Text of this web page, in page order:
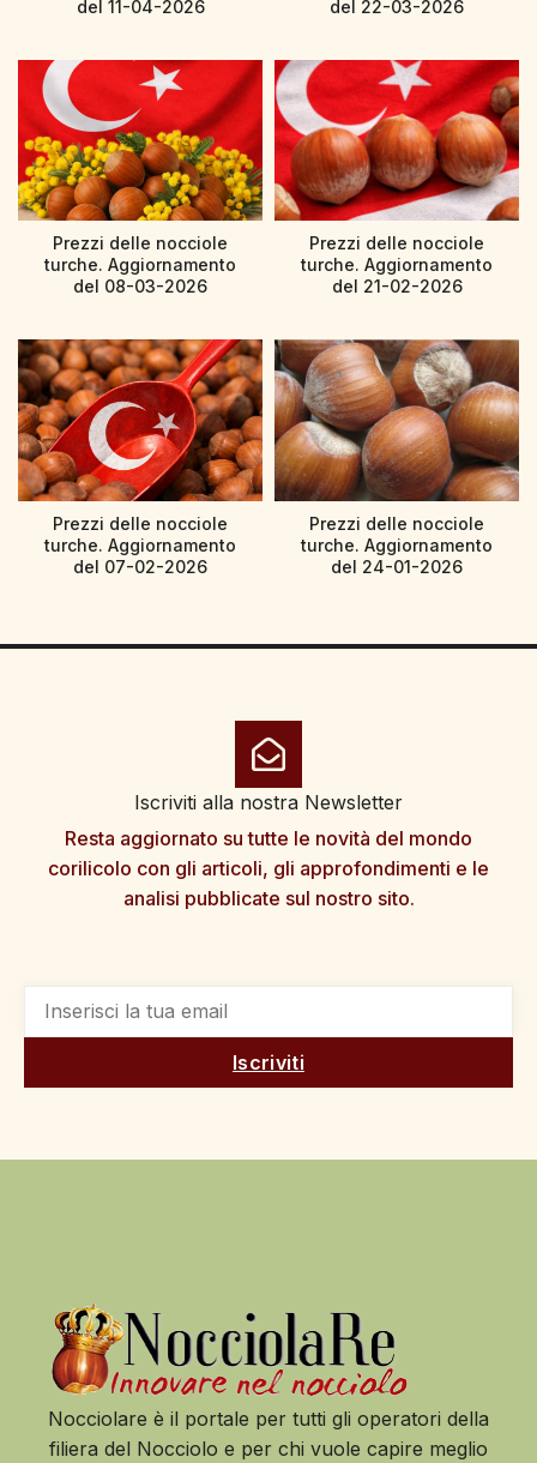
del 11-04-2026 del 22-03-2026
Prezzi delle nocciole
turche. Aggiornamento
del 08-03-2026
Prezzi delle nocciole
turche. Aggiornamento
del 21-02-2026
Prezzi delle nocciole
turche. Aggiornamento
del 07-02-2026
Prezzi delle nocciole
turche. Aggiornamento
del 24-01-2026
Iscriviti alla nostra Newsletter
Resta aggiornato su tutte le novità del mondo
corilicolo con gli articoli, gli approfondimenti e le
analisi pubblicate sul nostro sito.
Iscriviti
Nocciolare è il portale per tutti gli operatori della
filiera del Nocciolo e per chi vuole capire meglio